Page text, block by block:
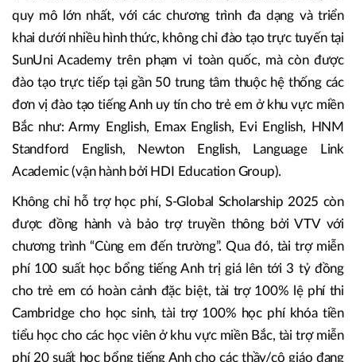
Lễ ký kết thoả thuận hợp tác “Nâng cấp công nghệ và chất lượng
đào tạo giảng viên” trong khuôn khổ chương trình S-Global
Scholarship 2025.
S-Global Scholarship 2025 là chương trình học bổng có
quy mô lớn nhất, với các chương trình đa dạng và triển
khai dưới nhiều hình thức, không chỉ đào tạo trực tuyến tại
SunUni Academy trên phạm vi toàn quốc, mà còn được
đơn vị đào tạo tiếng Anh uy tín cho trẻ em ở khu vực miền
Bắc như: Army English, Emax English, Evi English, HNM
Standford English, Newton English, Language Link
Academic (vận hành bởi HDI Education Group).
Không chỉ hỗ trợ học phí, S-Global Scholarship 2025 còn
được đồng hành và bảo trợ truyền thông bởi VTV với
chương trình “Cùng em đến trường”. Qua đó, tài trợ miễn